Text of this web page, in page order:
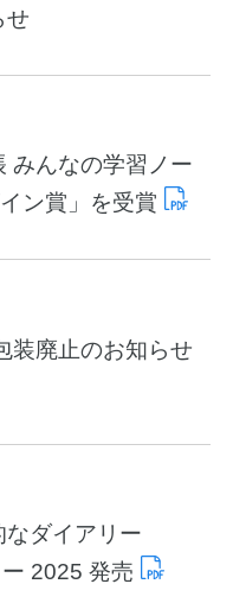
へ
へ
せ
みんなの学習ノー
ン賞」を受賞
装廃止のお知らせ
ダイアリー
2025 発売